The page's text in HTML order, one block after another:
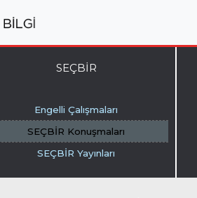
SEÇBİR
Engelli Çalışmaları
SEÇBİR Konuşmaları
SEÇBİR Yayınları